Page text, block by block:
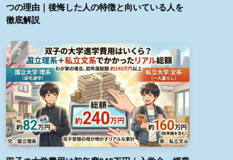
つの理由｜後悔した人の特徴と向いている人を
徹底解説